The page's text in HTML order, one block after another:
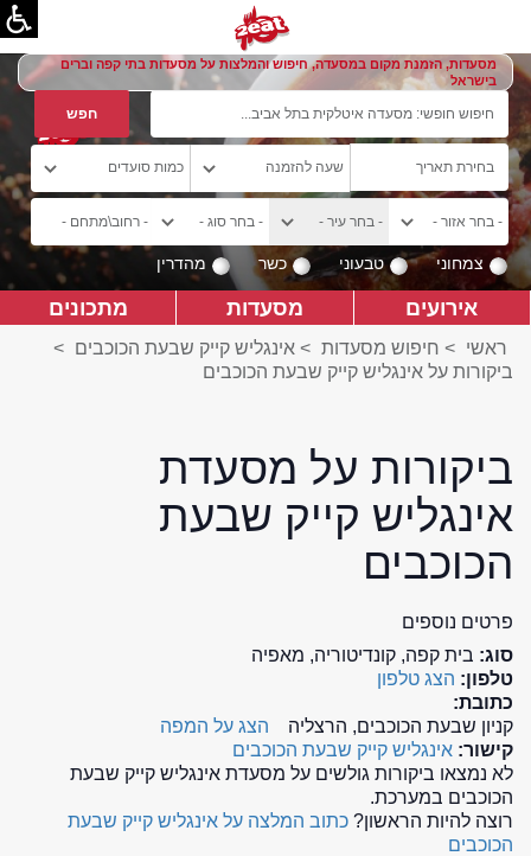
מסעדות, הזמנת מקום במסעדה, חיפוש והמלצות על מסעדות בתי קפה וברים
בישראל
צמחוני טבעוני כשר מהדרין
אירועים מסעדות מתכונים
ראשי > חיפוש מסעדות > אינגליש קייק שבעת הכוכבים >
ביקורות על אינגליש קייק שבעת הכוכבים
ביקורות על מסעדת
אינגליש קייק שבעת
הכוכבים
פרטים נוספים
סוג: בית קפה, קונדיטוריה, מאפיה
טלפון: הצג טלפון
כתובת:
קניון שבעת הכוכבים, הרצליה
הצג על המפה
קישור: אינגליש קייק שבעת הכוכבים
לא נמצאו ביקורות גולשים על מסעדת אינגליש קייק שבעת
הכוכבים במערכת.
רוצה להיות הראשון? כתוב המלצה על אינגליש קייק שבעת
הכוכבים